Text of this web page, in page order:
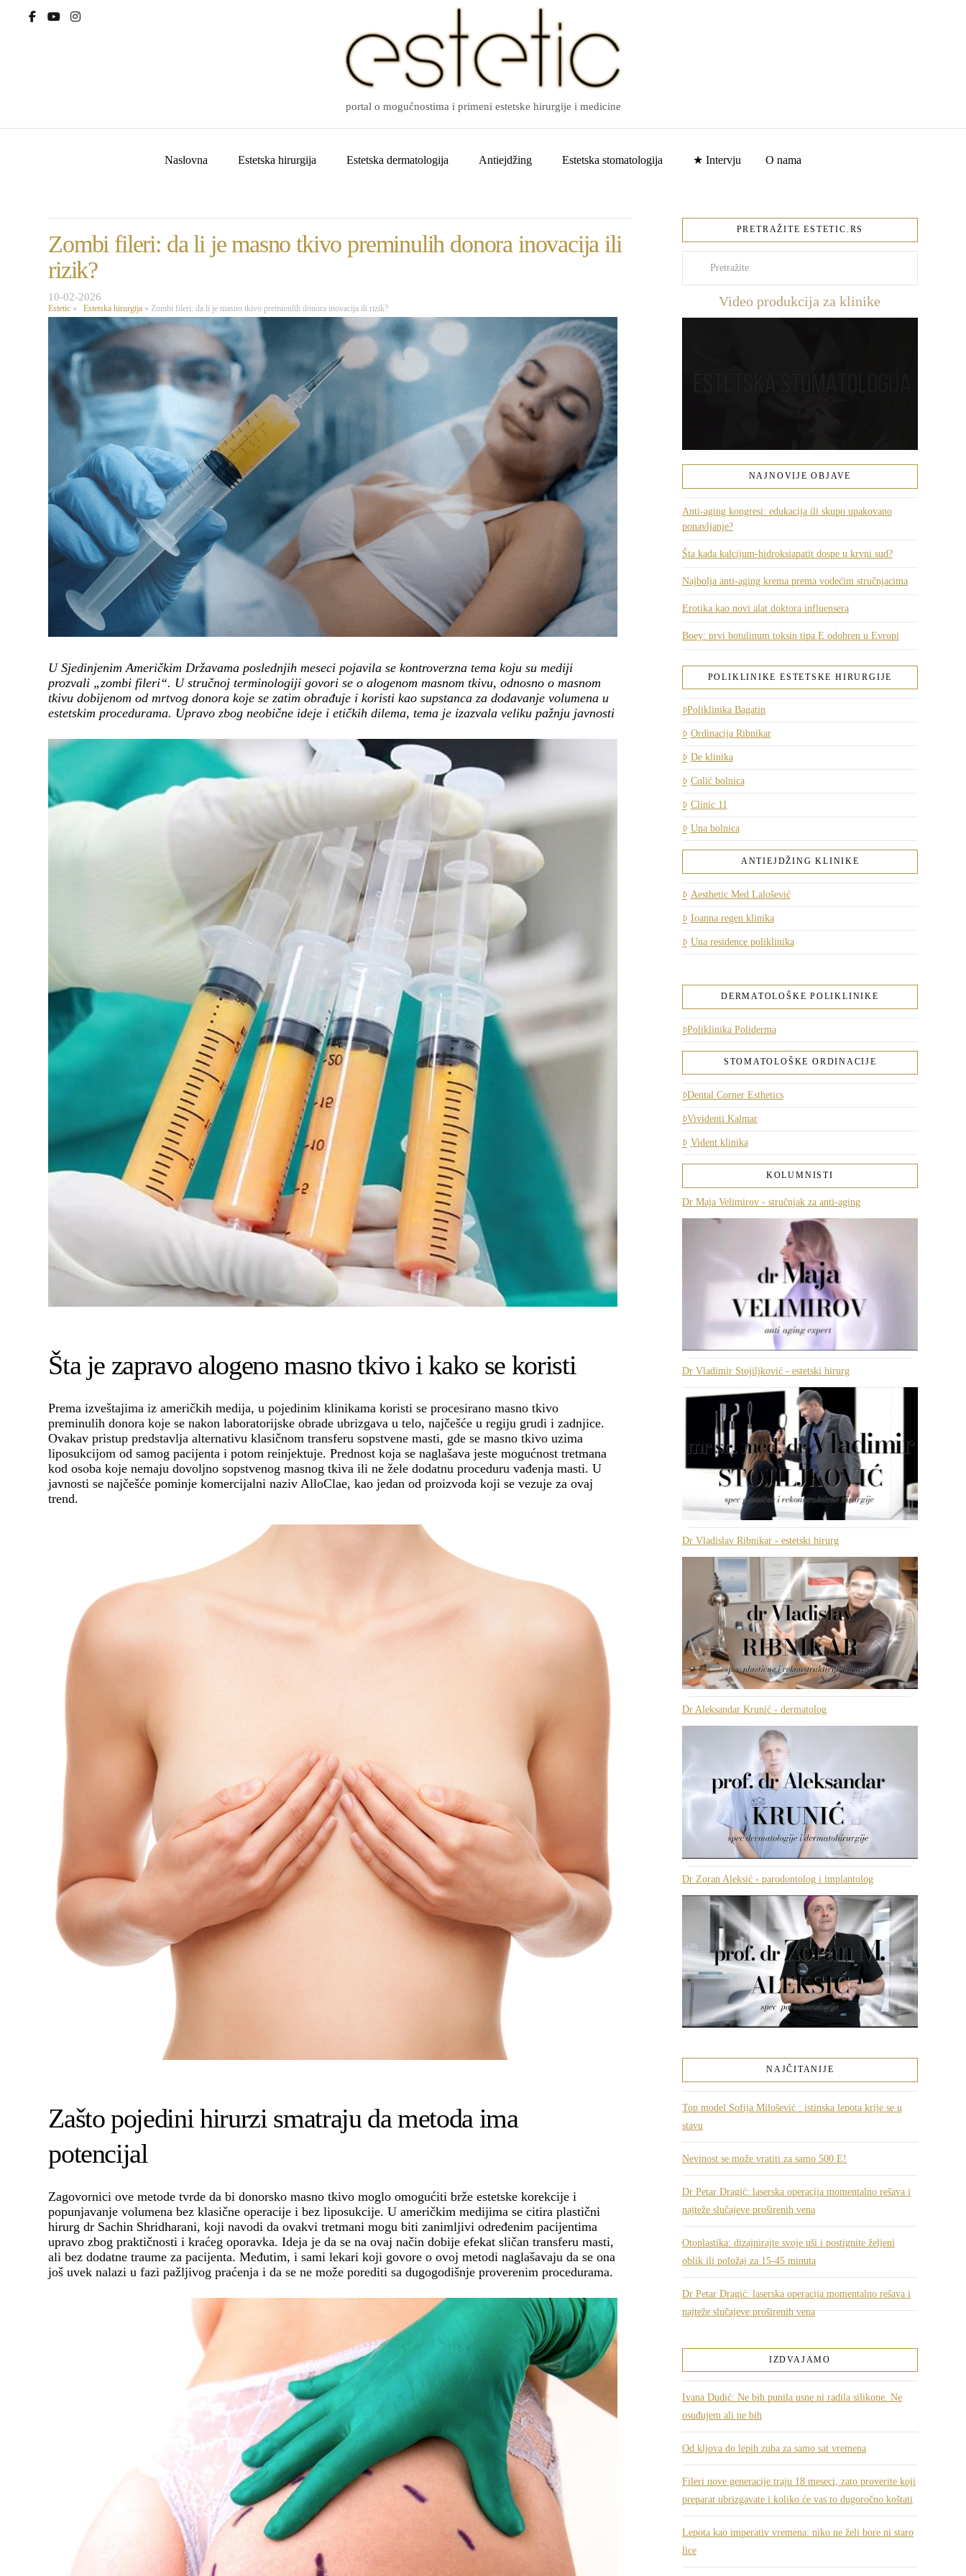
portal o mogućnostima i primeni estetske hirurgije i medicine
Naslovna Estetska hirurgija Estetska dermatologija Antiejdžing Estetska stomatologija ★ Intervju O nama
Zombi fileri: da li je masno tkivo preminulih donora inovacija ili
rizik?
10-02-2026
Estetic » Estetska hirurgija »Zombi fileri: da li je masno tkivo preminulih donora inovacija ili rizik?
U Sjedinjenim Američkim Državama poslednjih meseci pojavila se kontroverzna tema koju su mediji
prozvali „zombi fileri“. U stručnoj terminologiji govori se o alogenom masnom tkivu, odnosno o masnom
tkivu dobijenom od mrtvog donora koje se zatim obrađuje i koristi kao supstanca za dodavanje volumena u
estetskim procedurama. Upravo zbog neobične ideje i etičkih dilema, tema je izazvala veliku pažnju javnosti
Šta je zapravo alogeno masno tkivo i kako se koristi
Prema izveštajima iz američkih medija, u pojedinim klinikama koristi se procesirano masno tkivo
preminulih donora koje se nakon laboratorijske obrade ubrizgava u telo, najčešće u regiju grudi i zadnjice.
Ovakav pristup predstavlja alternativu klasičnom transferu sopstvene masti, gde se masno tkivo uzima
liposukcijom od samog pacijenta i potom reinjektuje. Prednost koja se naglašava jeste mogućnost tretmana
kod osoba koje nemaju dovoljno sopstvenog masnog tkiva ili ne žele dodatnu proceduru vađenja masti. U
javnosti se najčešće pominje komercijalni naziv AlloClae, kao jedan od proizvoda koji se vezuje za ovaj
trend.
Zašto pojedini hirurzi smatraju da metoda ima
potencijal
Zagovornici ove metode tvrde da bi donorsko masno tkivo moglo omogućiti brže estetske korekcije i
popunjavanje volumena bez klasične operacije i bez liposukcije. U američkim medijima se citira plastični
hirurg dr Sachin Shridharani, koji navodi da ovakvi tretmani mogu biti zanimljivi određenim pacijentima
upravo zbog praktičnosti i kraćeg oporavka. Ideja je da se na ovaj način dobije efekat sličan transferu masti,
ali bez dodatne traume za pacijenta. Međutim, i sami lekari koji govore o ovoj metodi naglašavaju da se ona
još uvek nalazi u fazi pažljivog praćenja i da se ne može porediti sa dugogodišnje proverenim procedurama.
PRETRAŽITE ESTETIC.RS
Video produkcija za klinike
NAJNOVIJE OBJAVE
Anti-aging kongresi: edukacija ili skupo upakovano
ponavljanje?
Šta kada kalcijum-hidroksiapatit dospe u krvni sud?
Najbolja anti-aging krema prema vodećim stručnjacima
Erotika kao novi alat doktora influensera
Boey: prvi botulinum toksin tipa E odobren u Evropi
POLIKLINIKE ESTETSKE HIRURGIJE
Poliklinika Bagatin
Ordinacija Ribnikar
De klinika
Colić bolnica
Clinic 11
Una bolnica
ANTIEJDŽING KLINIKE
Aesthetic Med Lalošević
Ioanna regen klinika
Una residence poliklinika
DERMATOLOŠKE POLIKLINIKE
Poliklinika Poliderma
STOMATOLOŠKE ORDINACIJE
Dental Corner Esthetics
Vividenti Kalmar
Vident klinika
KOLUMNISTI
Dr Maja Velimirov - stručnjak za anti-aging
Dr Vladimir Stojiljković - estetski hirurg
Dr Vladislav Ribnikar - estetski hirurg
Dr Aleksandar Krunić - dermatolog
Dr Zoran Aleksić - parodontolog i implantolog
NAJČITANIJE
Top model Sofija Milošević : istinska lepota krije se u
stavu
Nevinost se može vratiti za samo 500 E!
Dr Petar Dragić: laserska operacija momentalno rešava i
najteže slučajeve proširenih vena
Otoplastika: dizajnirajte svoje uši i postignite željeni
oblik ili položaj za 15-45 minuta
Dr Petar Dragić: laserska operacija momentalno rešava i
najteže slučajeve proširenih vena
IZDVAJAMO
Ivana Dudić: Ne bih punila usne ni radila silikone. Ne
osuđujem ali ne bih
Od kljova do lepih zuba za samo sat vremena
Fileri nove generacije traju 18 meseci, zato proverite koji
preparat ubrizgavate i koliko će vas to dugoročno koštati
Lepota kao imperativ vremena: niko ne želi bore ni staro
lice